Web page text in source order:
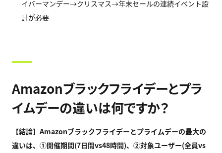
イバーマンデー→クリスマス→年末セールの連続イベント設
計が必要
Amazonブラックフライデーとプラ
イムデーの違いは何ですか？
【結論】 Amazonブラックフライデーとプライムデーの最大の
違いは、 ①開催期間(7日間vs48時間)、 ②対象ユーザー(全員vs